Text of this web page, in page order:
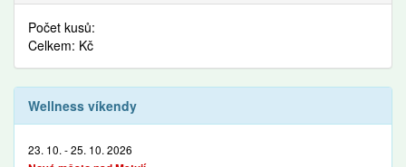
Počet kusů:
Celkem: Kč
Wellness víkendy
23. 10. - 25. 10. 2026